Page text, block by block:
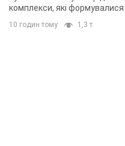
комплекси, які
10 годин тому 1,3 т.